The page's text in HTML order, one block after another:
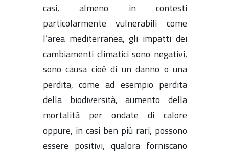
casi, almeno in contesti
particolarmente vulnerabili come
l’area mediterranea, gli impatti dei
cambiamenti climatici sono negativi,
sono causa cioè di un danno o una
perdita, come ad esempio perdita
della biodiversità, aumento della
mortalità per ondate di calore
oppure, in casi ben più rari, possono
essere positivi, qualora forniscano